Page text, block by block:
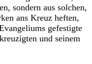
sondern aus solchen,
ans Kreuz heften,
gefestigte
und seinem